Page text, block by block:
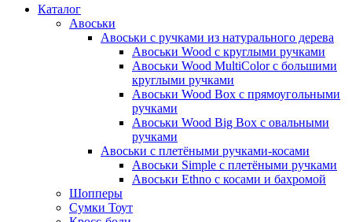
Каталог
Авоськи
Авоськи с ручками из натурального дерева
Авоськи Wood с круглыми ручками
Авоськи Wood MultiColor с большими
круглыми ручками
Авоськи Wood Box с прямоугольными
ручками
Авоськи Wood Big Box с овальными
ручками
Авоськи с плетёными ручками-косами
Авоськи Simple с плетёными ручками
Авоськи Ethno с косами и бахромой
Шопперы
Сумки Тоут